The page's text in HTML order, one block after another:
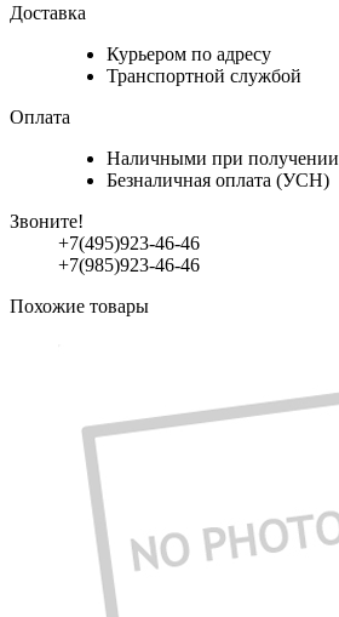
Доставка
Курьером по адресу
Транспортной службой
Оплата
Наличными при получении
Безналичная оплата (УСН)
Звоните!
+7(495)923-46-46
+7(985)923-46-46
Похожие товары